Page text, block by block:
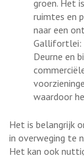
groen. Het
ruimtes en
naar een
Gallifortlei:
Deurne en
waardoor
Het is belangrijk
in overweging te
Het kan ook